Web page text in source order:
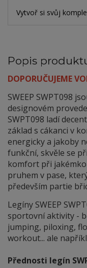
Vytvoř si svůj
Popis
DOPORUČUJEME
SWEEP SWPT098
designovém
SWPT098 ladí
základ s cákanci v
energicky a jakoby
funkční, skvěle se
komfort při
pruhem v pase,
především partie
Legíny SWEEP
sportovní aktivity -
jumping, piloxing,
workout... ale
Přednosti legín